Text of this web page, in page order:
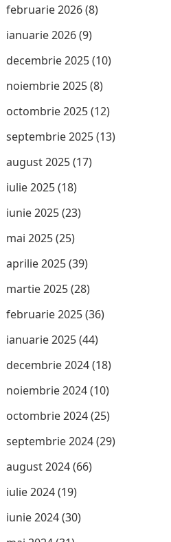
februarie 2026(8)
ianuarie 2026(9)
decembrie 2025(10)
noiembrie 2025(8)
octombrie 2025(12)
septembrie 2025(13)
august 2025(17)
iulie 2025(18)
iunie 2025(23)
mai 2025(25)
aprilie 2025(39)
martie 2025(28)
februarie 2025(36)
ianuarie 2025(44)
decembrie 2024(18)
noiembrie 2024(10)
octombrie 2024(25)
septembrie 2024(29)
august 2024(66)
iulie 2024(19)
iunie 2024(30)